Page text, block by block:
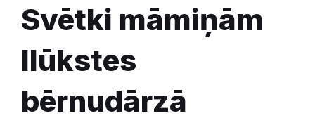
Svētki māmiņām
Ilūkstes
bērnudārzā